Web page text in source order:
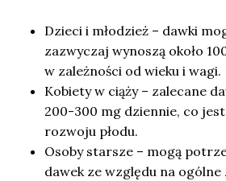
Dzieci i młodzież – dawki
zazwyczaj wynoszą około
w zależności od wieku i wagi.
Kobiety w ciąży – zalecane
200-300 mg dziennie, co
rozwoju płodu.
Osoby starsze – mogą
dawek ze względu na